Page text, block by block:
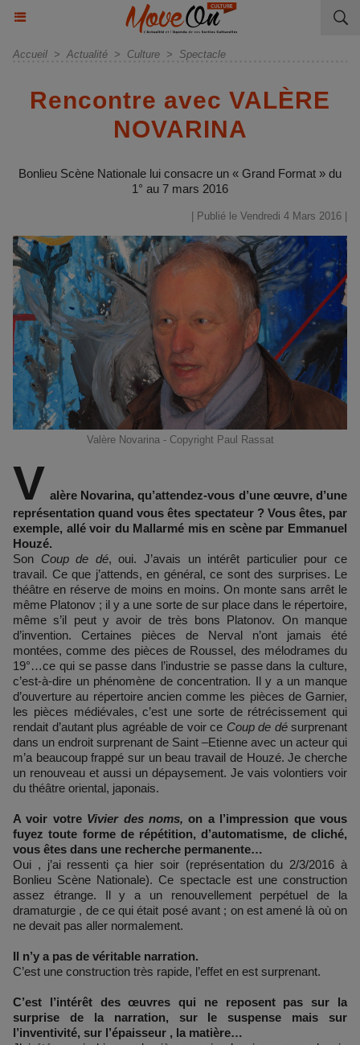
Accueil > Actualité > Culture > Spectacle
Rencontre avec VALÈRE
NOVARINA
Bonlieu Scène Nationale lui consacre un « Grand Format » du
1° au 7 mars 2016
| Publié le Vendredi 4 Mars 2016 |
Valère Novarina - Copyright Paul Rassat
V alère Novarina, qu’attendez-vous d’une œuvre, d’une
représentation quand vous êtes spectateur ? Vous êtes, par
exemple, allé voir du Mallarmé mis en scène par Emmanuel
Houzé.
Son Coup de dé, oui. J’avais un intérêt particulier pour ce
travail. Ce que j’attends, en général, ce sont des surprises. Le
théâtre en réserve de moins en moins. On monte sans arrêt le
même Platonov ; il y a une sorte de sur place dans le répertoire,
même s’il peut y avoir de très bons Platonov. On manque
d’invention. Certaines pièces de Nerval n’ont jamais été
montées, comme des pièces de Roussel, des mélodrames du
19°…ce qui se passe dans l’industrie se passe dans la culture,
c’est-à-dire un phénomène de concentration. Il y a un manque
d’ouverture au répertoire ancien comme les pièces de Garnier,
les pièces médiévales, c’est une sorte de rétrécissement qui
rendait d’autant plus agréable de voir ce Coup de désurprenant
dans un endroit surprenant de Saint –Etienne avec un acteur qui
m’a beaucoup frappé sur un beau travail de Houzé. Je cherche
un renouveau et aussi un dépaysement. Je vais volontiers voir
du théâtre oriental, japonais.
A voir votre Vivier des noms,on a l’impression que vous
fuyez toute forme de répétition, d’automatisme, de cliché,
vous êtes dans une recherche permanente…
Oui , j’ai ressenti ça hier soir (représentation du 2/3/2016 à
Bonlieu Scène Nationale). Ce spectacle est une construction
assez étrange. Il y a un renouvellement perpétuel de la
dramaturgie , de ce qui était posé avant ; on est amené là où on
ne devait pas aller normalement.
Il n’y a pas de véritable narration.
C’est une construction très rapide, l’effet en est surprenant.
C’est l’intérêt des œuvres qui ne reposent pas sur la
surprise de la narration, sur le suspense mais sur
l’inventivité, sur l’épaisseur , la matière…